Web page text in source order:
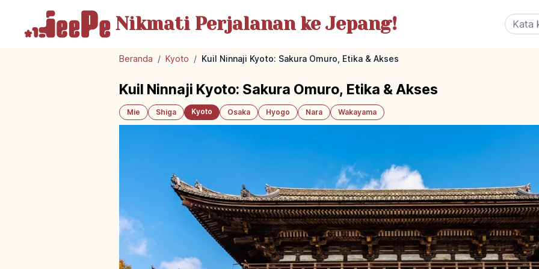
Nikmati Perjalananke Jepang!
Beranda / Kyoto / Kuil Ninnaji Kyoto: Sakura Omuro, Etika & Akses
Kuil Ninnaji Kyoto: Sakura Omuro, Etika & Akses
Mie Shiga Kyoto Osaka Hyogo Nara Wakayama